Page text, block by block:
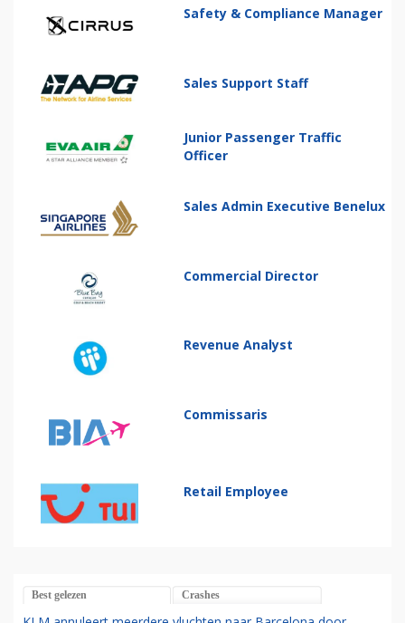
Safety & Compliance Manager
Sales Support Staff
Junior Passenger Traffic
Officer
Sales Admin Executive Benelux
Commercial Director
Revenue Analyst
Commissaris
Retail Employee
Best gelezen Crashes